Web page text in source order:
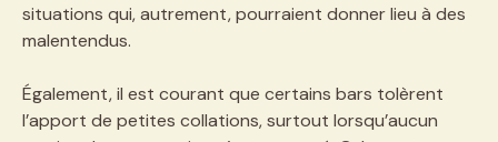
situations qui, autrement, pourraient donner lieu à des
malentendus.
Également, il est courant que certains bars tolèrent
l’apport de petites collations, surtout lorsqu’aucun